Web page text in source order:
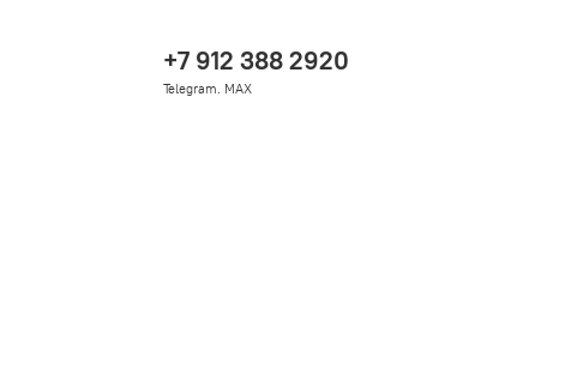
+7 912 388 2920
Telegram. MAX